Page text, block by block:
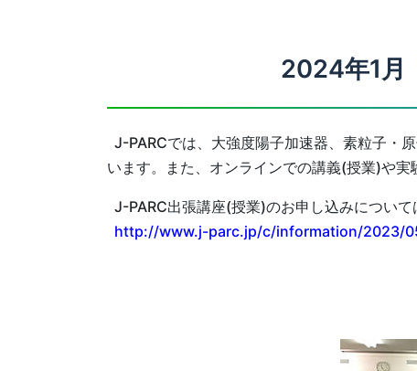
2024年1月
J-PARCでは、大強度陽子加速器、素粒子・
います。また、オンラインでの講義(授業)や実
J-PARC出張講座(授業)のお申し込みについて
http://www.j-parc.jp/c/information/2023/